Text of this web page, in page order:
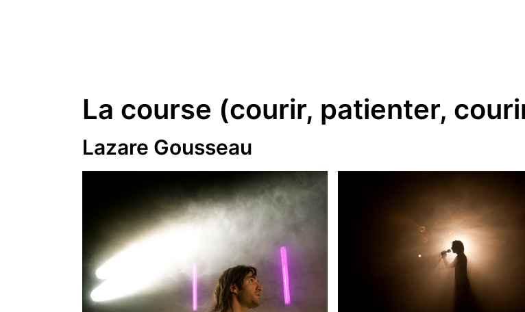
La course (courir, patienter,
Lazare Gousseau